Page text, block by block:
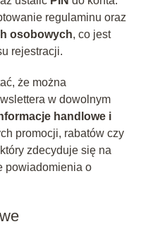
regulaminu oraz
osobowych, co jest
rejestracji.
że można
w dowolnym
handlowe i
promocji, rabatów czy
zdecyduje się na
powiadomienia o